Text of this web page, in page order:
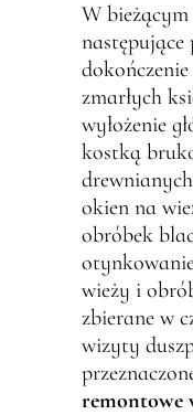
W
następujące
zmarłych
wyłożenie
kostką
okien na
obróbek
wieży i
zbierane w
wizyty
remontowe